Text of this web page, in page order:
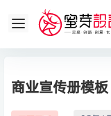
商业宣传册模